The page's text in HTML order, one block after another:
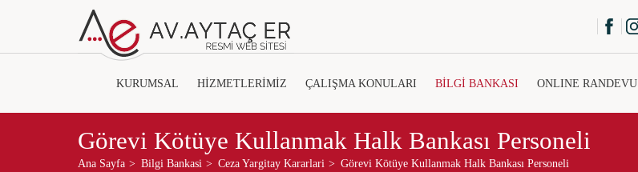
KURUMSAL HİZMETLERİMİZ ÇALIŞMA KONULARI BİLGİ BANKASI ONLINE RANDEVU
Görevi Kötüye Kullanmak Halk Bankası Personeli
Ana Sayfa Bilgi Bankasi Ceza Yargitay Kararlari Görevi Kötüye Kullanmak Halk Bankası Personeli